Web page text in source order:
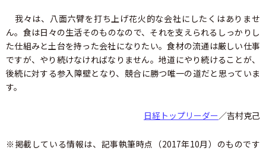
我々は、八面六臂を打ち上げ花火的な会社にしたくはありませ
ん。食は日々の生活そのものなので、それを支えられるしっかりし
た仕組みと土台を持った会社になりたい。食材の流通は厳しい仕事
ですが、やり続けなければなりません。地道にやり続けることが、
後続に対する参入障壁となり、競合に勝つ唯一の道だと思っていま
す。
日経トップリーダー／吉村克己
※掲載している情報は、記事執筆時点（2017年10月）のものです